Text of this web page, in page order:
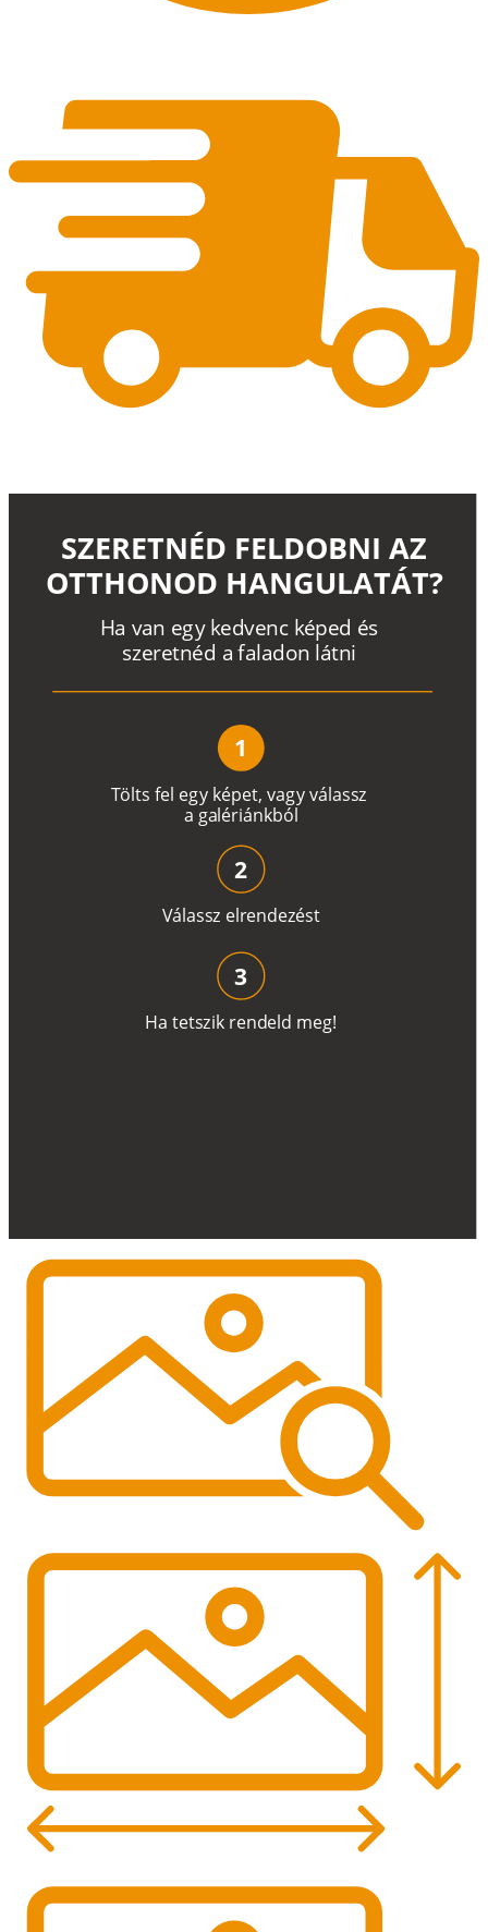
Tölts fel egy képet, vagyválassz
a galériánkból
Ha van egy kedvenc képed és
szeretnéd a faladon látni
SZERETNÉD FELDOBNI AZ
OTTHONOD HANGULATÁT?
1
Válassz elrendezést
2
Ha tetszik rendeld meg!
3